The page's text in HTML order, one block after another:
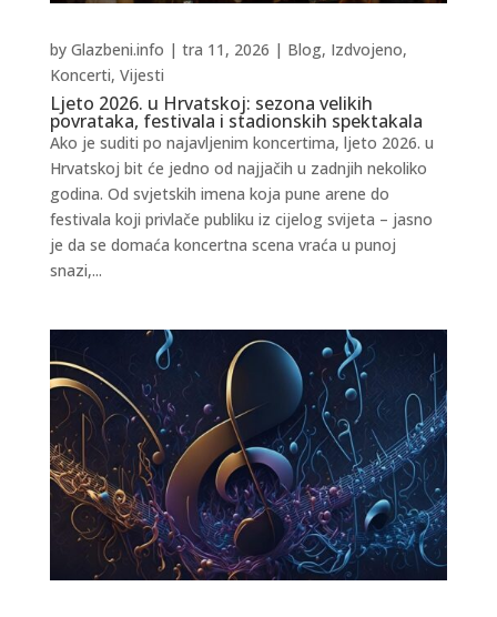
Ljeto 2026. u Hrvatskoj: sezona velikih
povrataka, festivala i stadionskih spektakala
by Glazbeni.info | tra 11, 2026 | Blog, Izdvojeno,
Koncerti, Vijesti
Ako je suditi po najavljenim koncertima, ljeto 2026. u
Hrvatskoj bit će jedno od najjačih u zadnjih nekoliko
godina. Od svjetskih imena koja pune arene do
festivala koji privlače publiku iz cijelog svijeta – jasno
je da se domaća koncertna scena vraća u punoj
snazi,...